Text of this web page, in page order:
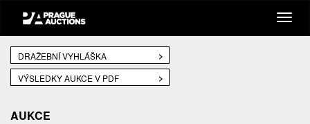
DRAŽEBNÍ VYHLÁŠKA
VÝSLEDKY AUKCE V PDF
AUKCE